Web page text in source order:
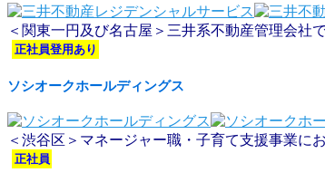
＜関東一円及び名古屋＞三井系不動産管理会社
正社員登用あり
ソシオークホールディングス
＜渋谷区＞マネージャー職・子育て支援事業に
正社員